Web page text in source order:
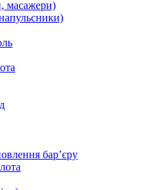
масажери)
бар’єру